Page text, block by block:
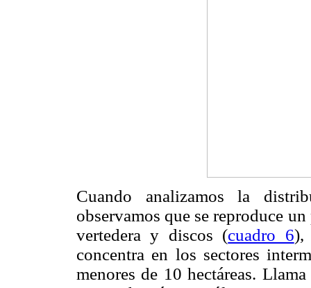
Cuando analizamos la
observamos que se reproduce
vertedera y discos (cuadro 6),
concentra en los sectores
menores de 10 hectáreas.